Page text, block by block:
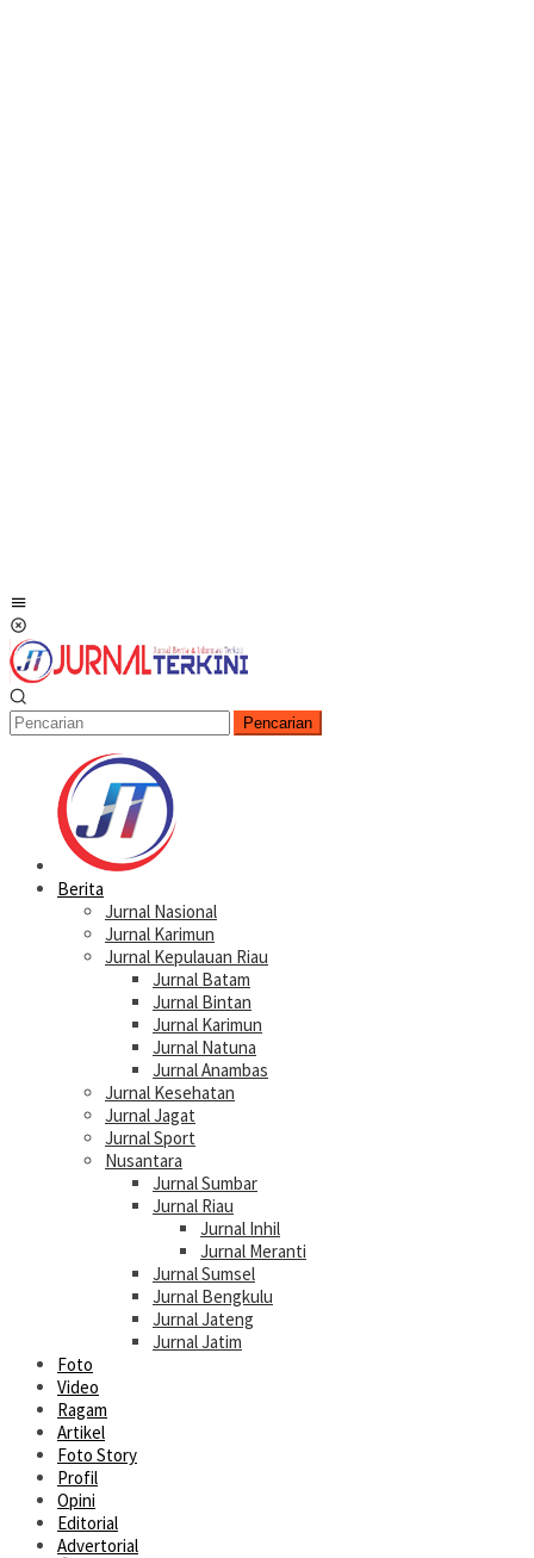
Pencarian
Berita
Jurnal Nasional
Jurnal Karimun
Jurnal Kepulauan Riau
Jurnal Batam
Jurnal Bintan
Jurnal Karimun
Jurnal Natuna
Jurnal Anambas
Jurnal Kesehatan
Jurnal Jagat
Jurnal Sport
Nusantara
Jurnal Sumbar
Jurnal Riau
Jurnal Inhil
Jurnal Meranti
Jurnal Sumsel
Jurnal Bengkulu
Jurnal Jateng
Jurnal Jatim
Foto
Video
Ragam
Artikel
Foto Story
Profil
Opini
Editorial
Advertorial